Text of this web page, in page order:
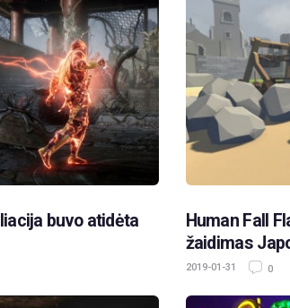
buvo atidėta
Human Fall
žaidimas
2019-01-31 0